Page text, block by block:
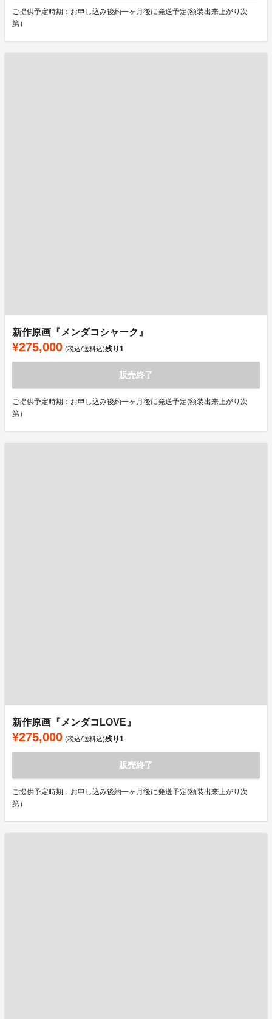
ご提供予定時期：お申し込み後約一ヶ月後に発送予定(額装出来上がり次
第）
新作原画『メンダコシャーク』
¥275,000 (税込/送料込)残り1
販売終了
ご提供予定時期：お申し込み後約一ヶ月後に発送予定(額装出来上がり次
第）
新作原画『メンダコLOVE』
¥275,000 (税込/送料込)残り1
販売終了
ご提供予定時期：お申し込み後約一ヶ月後に発送予定(額装出来上がり次
第）